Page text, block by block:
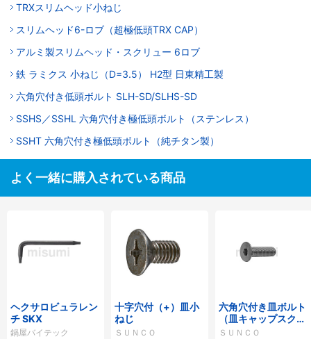
TRXスリムヘッド小ねじ
スリムヘッド6-ロブ（超極低頭TRX CAP）
アルミ製スリムヘッド・スクリュー 6ロブ
鉄 ラミクス 小ねじ（D=3.5） H2型 日東精工製
六角穴付き低頭ボルト SLH-SD/SLHS-SD
SSHS／SSHL 六角穴付き極低頭ボルト（ステンレス）
SSHT 六角穴付き極低頭ボルト（純チタン製）
よく一緒に購入されている商品
ヘクサロビュラレン
チ SKX
鍋屋バイテック
十字穴付（+）皿小
ねじ
ＳＵＮＣＯ
六角穴付き皿ボルト
（皿キャップスクリ
ュー）
ＳＵＮＣＯ